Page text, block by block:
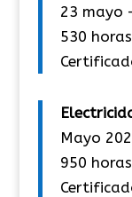
23 mayo
530
Mayo
950 horas